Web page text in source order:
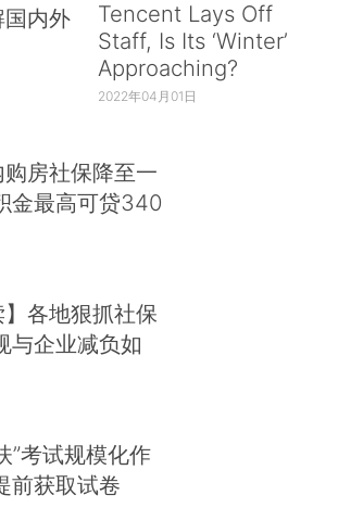
内外
Tencent Lays Off
Staff, Is Its ‘Winter’
Approaching?
2022年04月01日
房社保降至一
金最高可贷340
】各地狠抓社保
与企业减负如
”考试规模化作
前获取试卷